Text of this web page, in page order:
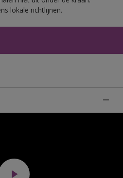
lokale richtlijnen.